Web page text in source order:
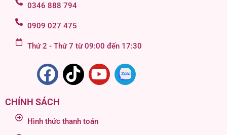
0346 888 794
0909 027 475
Thứ 2 - Thứ 7 từ 09:00 đến 17:30
CHÍNH SÁCH
Hình thức thanh toán